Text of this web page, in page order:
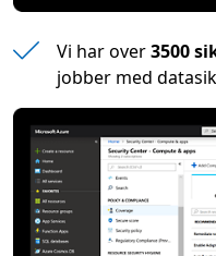
Vi har over3500
jobber med